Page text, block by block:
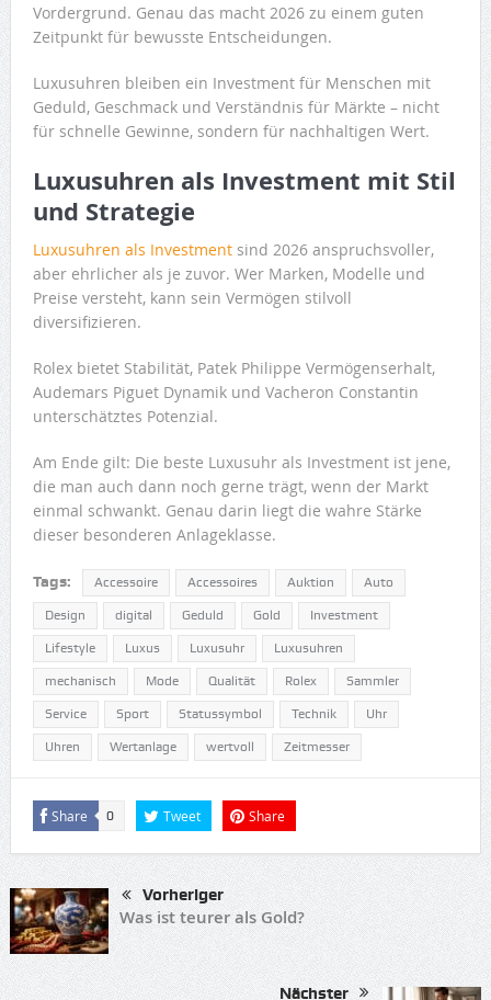
Vordergrund. Genau das macht 2026 zu einem guten
Zeitpunkt für bewusste Entscheidungen.
Luxusuhren bleiben ein Investment für Menschen mit
Geduld, Geschmack und Verständnis für Märkte – nicht
für schnelle Gewinne, sondern für nachhaltigen Wert.
Luxusuhren als Investment mit Stil
und Strategie
Luxusuhren als Investmentsind 2026 anspruchsvoller,
aber ehrlicher als je zuvor. Wer Marken, Modelle und
Preise versteht, kann sein Vermögen stilvoll
diversifizieren.
Rolex bietet Stabilität, Patek Philippe Vermögenserhalt,
Audemars Piguet Dynamik und Vacheron Constantin
unterschätztes Potenzial.
Am Ende gilt: Die beste Luxusuhr als Investment ist jene,
die man auch dann noch gerne trägt, wenn der Markt
einmal schwankt. Genau darin liegt die wahre Stärke
dieser besonderen Anlageklasse.
Tags: Accessoire Accessoires Auktion Auto
Design digital Geduld Gold Investment
Lifestyle Luxus Luxusuhr Luxusuhren
mechanisch Mode Qualität Rolex Sammler
Service Sport Statussymbol Technik Uhr
Uhren Wertanlage wertvoll Zeitmesser
Share 0 Tweet Share
Vorheriger
Was ist teurer als Gold?
Nächster